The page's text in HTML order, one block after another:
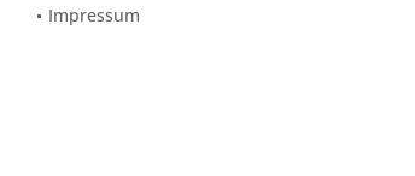
Impressum